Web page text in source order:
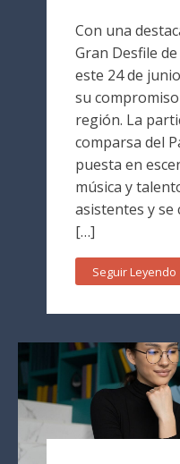
Con una
Gran Desfile
este 24 de
su
región. La
comparsa del
puesta en
música y
asistentes y
[…]
Seguir Leyendo